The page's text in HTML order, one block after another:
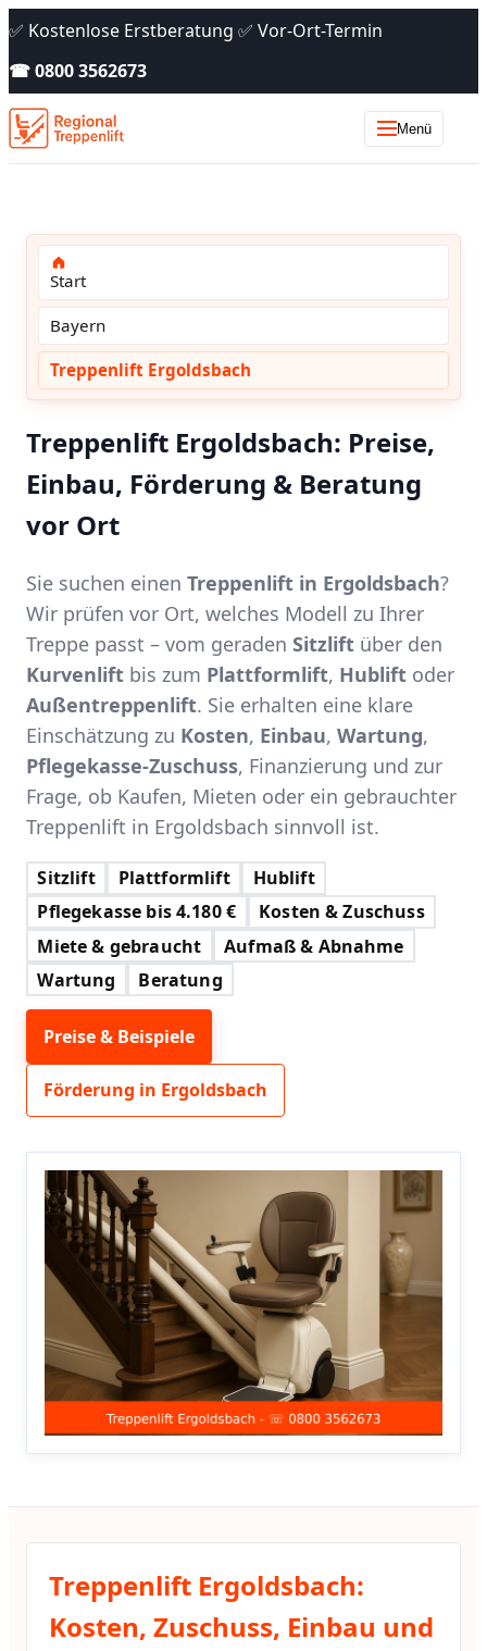
✅ Kostenlose Erstberatung ✅ Vor-Ort-Termin
☎ 0800 3562673
Menü
Start
Bayern
Treppenlift Ergoldsbach
Treppenlift Ergoldsbach: Preise,
Einbau, Förderung & Beratung
vor Ort
Sie suchen einen Treppenlift in Ergoldsbach?
Wir prüfen vor Ort, welches Modell zu Ihrer
Treppe passt – vom geraden Sitzlift über den
Kurvenlift bis zum Plattformlift, Hublift oder
Außentreppenlift. Sie erhalten eine klare
Einschätzung zu Kosten, Einbau, Wartung,
Pflegekasse-Zuschuss, Finanzierung und zur
Frage, ob Kaufen, Mieten oder ein gebrauchter
Treppenlift in Ergoldsbach sinnvoll ist.
Sitzlift Plattformlift
Hublift
Pflegekasse bis 4.180 €
Kosten & Zuschuss
Miete & gebraucht
Aufmaß & Abnahme
Wartung
Beratung
Preise & Beispiele
Förderung in Ergoldsbach
Treppenlift Ergoldsbach:
Kosten, Zuschuss, Einbau und